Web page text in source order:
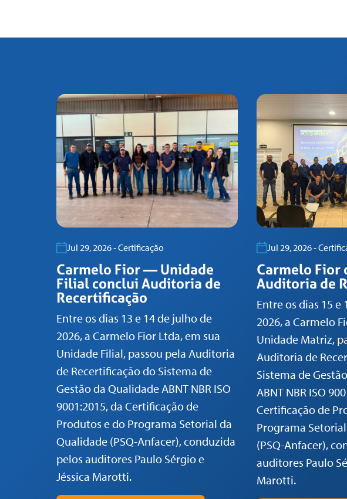
Jul 29, 2026 - Certificação
Carmelo Fior — Unidade
Filial conclui Auditoria de
Recertificação
Entre os dias 13 e 14 de julho de
2026, a Carmelo Fior Ltda, em sua
Unidade Filial, passou pela Auditoria
de Recertificação do Sistema de
Gestão da Qualidade ABNT NBR ISO
9001:2015, da Certificação de
Produtos e do Programa Setorial da
Qualidade (PSQ-Anfacer), conduzida
pelos auditores Paulo Sérgio e
Jéssica Marotti.
Jul 29, 2026 -
Carmelo Fior
Auditoria de
Entre os dias 15 e
2026, a Carmelo
Unidade Matriz,
Auditoria de
Sistema de
ABNT NBR ISO
Certificação de
Programa
(PSQ-Anfacer),
auditores Paulo
Marotti.